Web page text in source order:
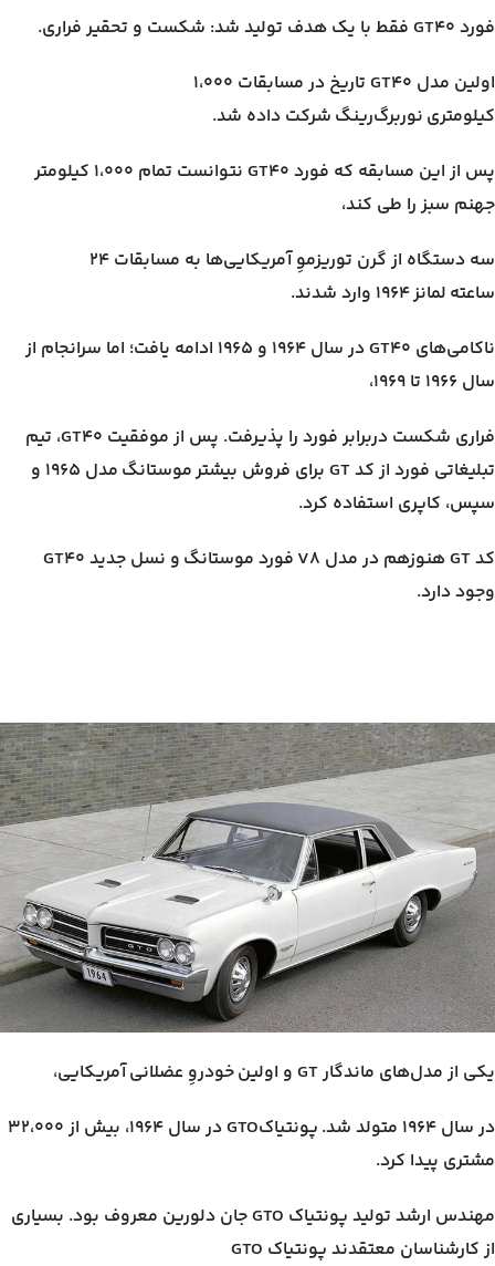
فورد GT40 فقط با یک هدف تولید شد: شکست و تحقیر فراری.
اولین مدل GT40 تاریخ در مسابقات ۱،۰۰۰
کیلومتری نوربرگ‌رینگ شرکت داده شد.
پس از این مسابقه که فورد GT40 نتوانست تمام ۱،۰۰۰ کیلومتر
جهنم سبز را طی کند،
سه دستگاه از گرن توریزموِ آمریکایی‌ها به مسابقات ۲۴
ساعته لمانز ۱۹۶۴ وارد شدند.
ناکامی‌های GT40 در سال ۱۹۶۴ و ۱۹۶۵ ادامه یافت؛ اما سرانجام از
سال ۱۹۶۶ تا ۱۹۶۹،
فراری شکست دربرابر فورد را پذیرفت. پس از موفقیت GT40، تیم
تبلیغاتی فورد از کد GT برای فروش بیشتر موستانگ مدل ۱۹۶۵ و
سپس، کاپری استفاده کرد.
کد GT هنوزهم در مدل V8 فورد موستانگ و نسل جدید GT40
وجود دارد.
یکی از مدل‌های ماندگار GT و اولین خودروِ عضلانی آمریکایی،
در سال ۱۹۶۴ متولد شد. پونتیاکGTO در سال ۱۹۶۴، بیش از ۳۲،۰۰۰
مشتری پیدا کرد.
مهندس ارشد تولید پونتیاک GTO جان دلورین معروف بود. بسیاری
از کارشناسان معتقدند پونتیاک GTO